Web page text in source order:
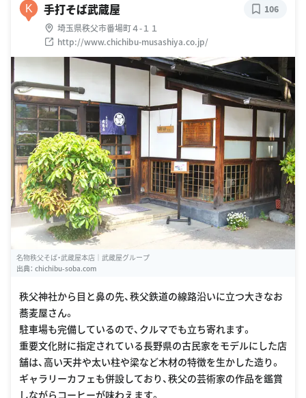
K 手打そば武蔵屋
埼玉県秩父市番場町４-１１
http://www.chichibu-musashiya.co.jp/
106
名物秩父そば・武蔵屋本店｜武蔵屋グループ
出典： chichibu-soba.com
秩父神社から目と鼻の先、秩父鉄道の線路沿いに立つ大きなお
蕎麦屋さん。
駐車場も完備しているので、クルマでも立ち寄れます。
重要文化財に指定されている長野県の古民家をモデルにした店
舗は、高い天井や太い柱や梁など木材の特徴を生かした造り。
ギャラリーカフェも併設しており、秩父の芸術家の作品を鑑賞
しながらコーヒーが味わえます。